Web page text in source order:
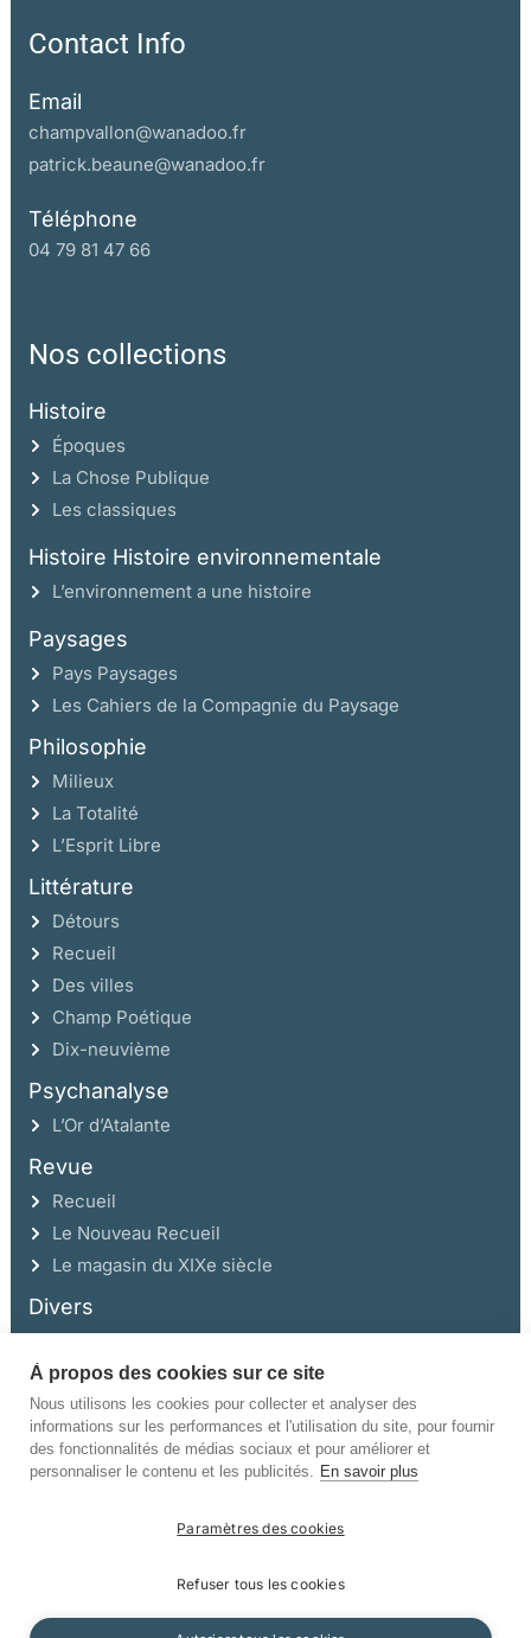
Contact Info
Email
champvallon@wanadoo.fr
patrick.beaune@wanadoo.fr
Téléphone
04 79 81 47 66
Nos collections
Histoire
Époques
La Chose Publique
Les classiques
Histoire Histoire environnementale
L’environnement a une histoire
Paysages
Pays Paysages
Les Cahiers de la Compagnie du Paysage
Philosophie
Milieux
La Totalité
L’Esprit Libre
Littérature
Détours
Recueil
Des villes
Champ Poétique
Dix-neuvième
Psychanalyse
L’Or d’Atalante
Revue
Recueil
Le Nouveau Recueil
Le magasin du XIXe siècle
Divers
Ce site a été réalisé avec l’aide de la Région Auvergne Rhône-Alpes et de la
Drac Rhône-Alpes.
©Champ Vallon. Tous droits réservés.
À propos des cookies sur ce site
Nous utilisons les cookies pour collecter et analyser des
informations sur les performances et l'utilisation du site, pour fournir
des fonctionnalités de médias sociaux et pour améliorer et
personnaliser le contenu et les publicités. En savoir plus
Paramètres des cookies
Refuser tous les cookies